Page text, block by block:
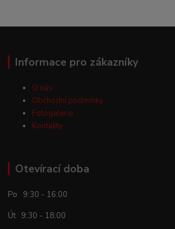
Informace pro zákazníky
O nás
Obchodní podmínky
Fotogalerie
Kontakty
Otevírací doba
Po 9:30 - 16:00
Út 9:30 - 18:00